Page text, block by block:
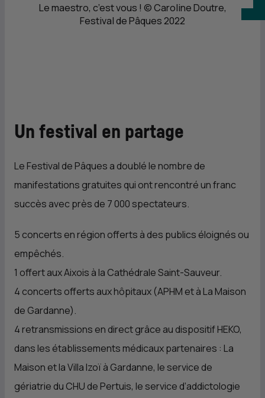
Le maestro, c’est vous ! © Caroline Doutre,
Festival de Pâques 2022
Un festival en partage
Le Festival de Pâques a doublé le nombre de
manifestations gratuites qui ont rencontré un franc
succès avec près de 7 000 spectateurs.
5 concerts en région offerts à des publics éloignés ou
empêchés.
1 offert aux Aixois à la Cathédrale Saint-Sauveur.
4 concerts offerts aux hôpitaux (APHM et à La Maison
de Gardanne).
4 retransmissions en direct grâce au dispositif HEKO,
dans les établissements médicaux partenaires : La
Maison et la Villa Izoï à Gardanne, le service de
gériatrie du CHU de Pertuis, le service d’addictologie